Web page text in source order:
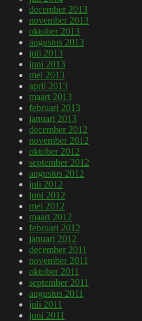
december 2013
november 2013
oktober 2013
augustus 2013
juli 2013
juni 2013
mei 2013
april 2013
maart 2013
februari 2013
januari 2013
december 2012
november 2012
oktober 2012
september 2012
augustus 2012
juli 2012
juni 2012
mei 2012
maart 2012
februari 2012
januari 2012
december 2011
november 2011
oktober 2011
september 2011
augustus 2011
juli 2011
juni 2011